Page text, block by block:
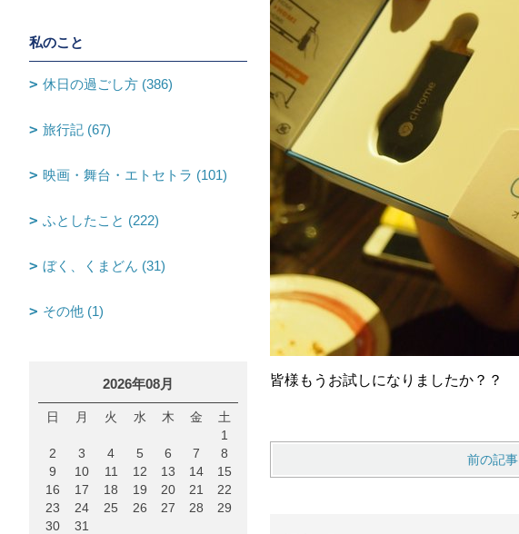
皆様もうお試しになりましたか？？
前の記事
私のこと
休日の過ごし方 (386)
旅行記 (67)
映画・舞台・エトセトラ (101)
ふとしたこと (222)
ぼく、くまどん (31)
その他 (1)
2026年08月
日 月 火 水 木 金
土
1
2
3 4 5 6 7
8
9
10 11 12 13 14
15
16
17 18 19 20 21
22
23
24 25 26 27 28
29
30
31